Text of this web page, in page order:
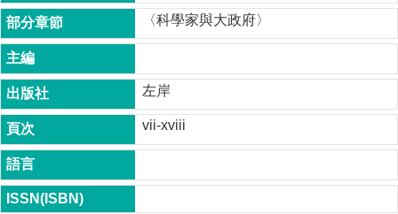
所
成
員
博
士
班
碩
士
班
〈科學家與大政府〉
左岸
vii-xviii